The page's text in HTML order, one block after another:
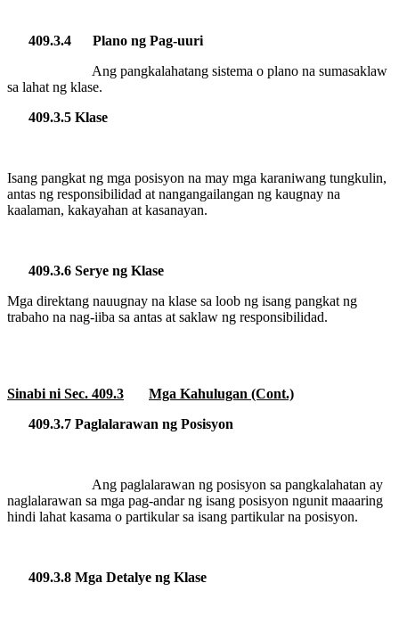
409.3.4
Plano ng Pag-uuri
Ang pangkalahatang sistema o plano na sumasaklaw
sa lahat ng klase.
409.3.5 Klase
Isang pangkat ng mga posisyon na may mga karaniwang tungkulin,
antas ng responsibilidad at nangangailangan ng kaugnay na
kaalaman, kakayahan at kasanayan.
409.3.6 Serye ng Klase
Mga direktang nauugnay na klase sa loob ng isang pangkat ng
trabaho na nag-iiba sa antas at saklaw ng responsibilidad.
Sinabi ni Sec. 409.3
Mga Kahulugan (Cont.)
409.3.7 Paglalarawan ng Posisyon
Ang paglalarawan ng posisyon sa pangkalahatan ay
naglalarawan sa mga pag-andar ng isang posisyon ngunit maaaring
hindi lahat kasama o partikular sa isang partikular na posisyon.
409.3.8 Mga Detalye ng Klase